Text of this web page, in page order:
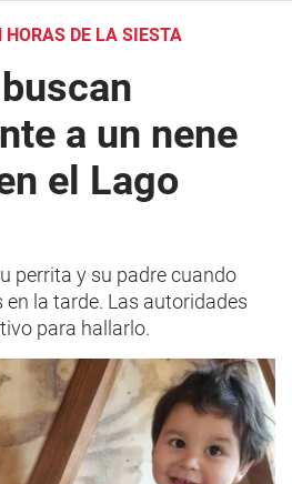
HORAS DE LA SIESTA
a un nene
el Lago
perrita y su padre cuando
la tarde. Las autoridades
para hallarlo.